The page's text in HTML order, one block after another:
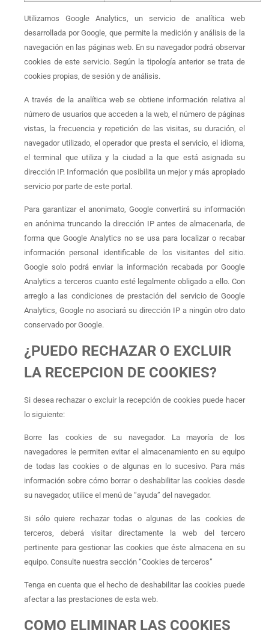
Utilizamos Google Analytics, un servicio de analítica web
desarrollada por Google, que permite la medición y análisis de la
navegación en las páginas web. En su navegador podrá observar
cookies de este servicio. Según la tipología anterior se trata de
cookies propias, de sesión y de análisis.
A través de la analítica web se obtiene información relativa al
número de usuarios que acceden a la web, el número de páginas
vistas, la frecuencia y repetición de las visitas, su duración, el
navegador utilizado, el operador que presta el servicio, el idioma,
el terminal que utiliza y la ciudad a la que está asignada su
dirección IP. Información que posibilita un mejor y más apropiado
servicio por parte de este portal.
Para garantizar el anonimato, Google convertirá su información
en anónima truncando la dirección IP antes de almacenarla, de
forma que Google Analytics no se usa para localizar o recabar
información personal identificable de los visitantes del sitio.
Google solo podrá enviar la información recabada por Google
Analytics a terceros cuanto esté legalmente obligado a ello. Con
arreglo a las condiciones de prestación del servicio de Google
Analytics, Google no asociará su dirección IP a ningún otro dato
conservado por Google.
¿PUEDO RECHAZAR O EXCLUIR
LA RECEPCION DE COOKIES?
Si desea rechazar o excluir la recepción de cookies puede hacer
lo siguiente:
Borre las cookies de su navegador. La mayoría de los
navegadores le permiten evitar el almacenamiento en su equipo
de todas las cookies o de algunas en lo sucesivo. Para más
información sobre cómo borrar o deshabilitar las cookies desde
su navegador, utilice el menú de “ayuda” del navegador.
Si sólo quiere rechazar todas o algunas de las cookies de
terceros, deberá visitar directamente la web del tercero
pertinente para gestionar las cookies que éste almacena en su
equipo. Consulte nuestra sección “Cookies de terceros”
Tenga en cuenta que el hecho de deshabilitar las cookies puede
afectar a las prestaciones de esta web.
COMO ELIMINAR LAS COOKIES